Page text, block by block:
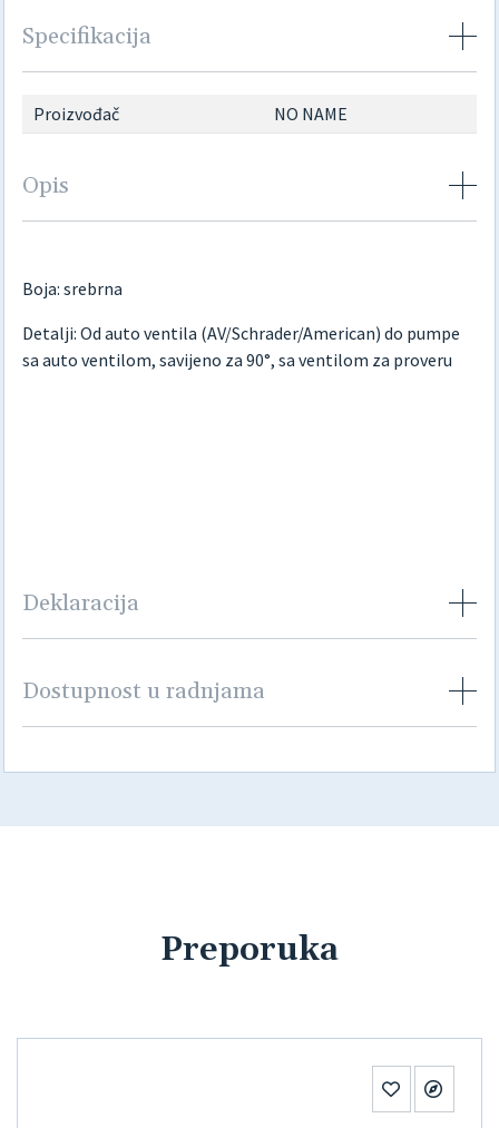
Specifikacija
Proizvođač NO NAME
Opis
Boja: srebrna
Detalji: Od auto ventila (AV/Schrader/American) do pumpe
sa auto ventilom, savijeno za 90°, sa ventilom za proveru
Deklaracija
Dostupnost u radnjama
Preporuka